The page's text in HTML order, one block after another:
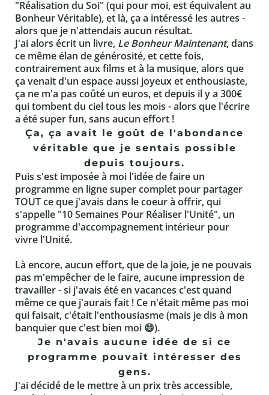
"Réalisation du Soi" (qui pour moi, est équivalent au
Bonheur Véritable), et là, ça a intéressé les autres -
alors que je n'attendais aucun résultat.
J'ai alors écrit un livre, Le Bonheur Maintenant, dans
ce même élan de générosité, et cette fois,
contrairement aux films et à la musique, alors que
ça venait d'un espace aussi joyeux et enthousiaste,
ça ne m'a pas coûté un euros, et depuis il y a 300€
qui tombent du ciel tous les mois - alors que l'écrire
a été super fun, sans aucun effort !
Ça, ça avait le goût de l'abondance
véritable que je sentais possible
depuis toujours.
Puis s'est imposée à moi l'idée de faire un
programme en ligne super complet pour partager
TOUT ce que j'avais dans le coeur à offrir, qui
s'appelle "10 Semaines Pour Réaliser l'Unité", un
programme d'accompagnement intérieur pour
vivre l'Unité.
Là encore, aucun effort, que de la joie, je ne pouvais
pas m'empêcher de le faire, aucune impression de
travailler - si j'avais été en vacances c'est quand
même ce que j'aurais fait ! Ce n'était même pas moi
qui faisait, c'était l'enthousiasme (mais je dis à mon
banquier que c'est bien moi 😄).
Je n'avais aucune idée de si ce
programme pouvait intéresser des
gens.
J'ai décidé de le mettre à un prix très accessible,